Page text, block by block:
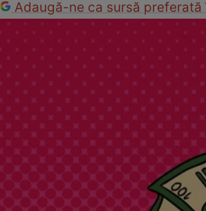
Adaugă-ne ca sursă preferată